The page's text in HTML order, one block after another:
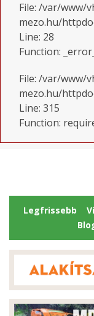
File: /var/www/
mezo.hu/
Line: 28
Function:
File: /var/www/
mezo.hu/
Line: 315
Function:
Legfrissebb